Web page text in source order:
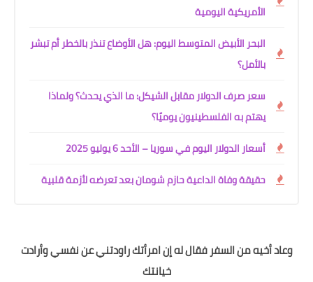
الأمريكية اليومية
البحر الأبيض المتوسط اليوم: هل الأوضاع تنذر بالخطر أم تبشر
بالأمل؟
سعر صرف الدولار مقابل الشيكل: ما الذي يحدث؟ ولماذا
يهتم به الفلسطينيون يوميًا؟
أسعار الدولار اليوم في سوريا – الأحد 6 يوليو 2025
حقيقة وفاة الداعية حازم شومان بعد تعرضه لأزمة قلبية
وعاد أخيه من السفر فقال له إن امرأتك راودتني عن نفسي وأرادت
خيانتك